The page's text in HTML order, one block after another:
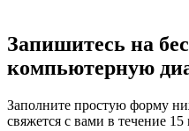
Запишитесь на
компьютерную
Заполните простую форму
свяжется с вами в течение